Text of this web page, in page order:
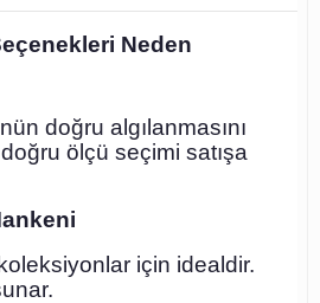
Neden
doğru algılanmasını
ölçü seçimi satışa
için idealdir.